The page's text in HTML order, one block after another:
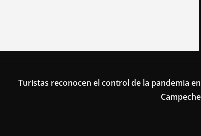
Turistas reconocen el control de la pandemia en
Campeche